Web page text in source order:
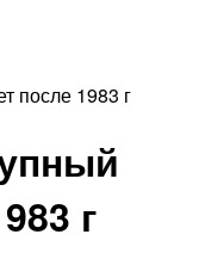
после 1983 г
г